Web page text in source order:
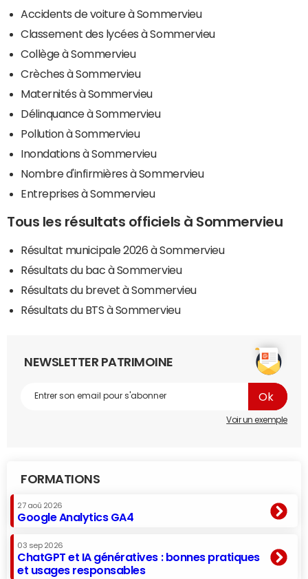
Accidents de voiture à Sommervieu
Classement des lycées à Sommervieu
Collège à Sommervieu
Crèches à Sommervieu
Maternités à Sommervieu
Délinquance à Sommervieu
Pollution à Sommervieu
Inondations à Sommervieu
Nombre d'infirmières à Sommervieu
Entreprises à Sommervieu
Tous les résultats officiels à Sommervieu
Résultat municipale 2026 à Sommervieu
Résultats du bac à Sommervieu
Résultats du brevet à Sommervieu
Résultats du BTS à Sommervieu
NEWSLETTER PATRIMOINE
Voir un exemple
FORMATIONS
27 aoû 2026
Google Analytics GA4
03 sep 2026
ChatGPT et IA génératives : bonnes pratiques
et usages responsables